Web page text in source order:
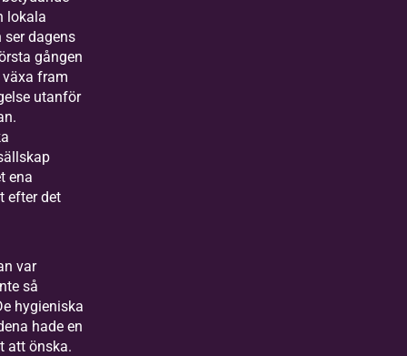
lokala
ser dagens
gången
fram
utanför
ena
efter det
var
så
hygieniska
hade en
att önska.